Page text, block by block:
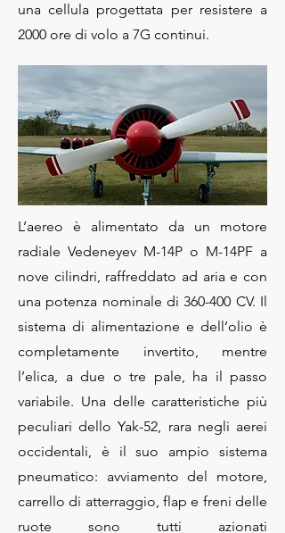
una cellula progettata per resistere a
2000 ore di volo a 7G continui.
L’aereo è alimentato da un motore
radiale Vedeneyev M-14P o M-14PF a
nove cilindri, raffreddato ad aria e con
una potenza nominale di 360-400 CV. Il
sistema di alimentazione e dell’olio è
completamente invertito, mentre
l’elica, a due o tre pale, ha il passo
variabile. Una delle caratteristiche più
peculiari dello Yak-52, rara negli aerei
occidentali, è il suo ampio sistema
pneumatico: avviamento del motore,
carrello di atterraggio, flap e freni delle
ruote sono tutti azionati